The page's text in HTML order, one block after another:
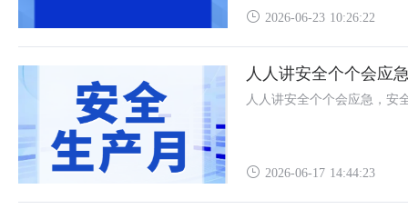
2026-06-23 10:26:22
人人讲安全个个会应
人人讲安全个个会应急，安
2026-06-17 14:44:23